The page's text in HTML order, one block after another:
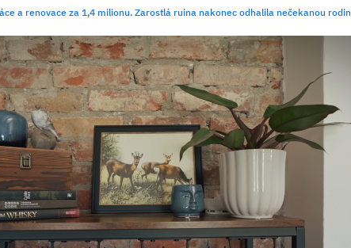
a renovace za 1,4 milionu. Zarostlá ruina nakonec odhalila nečekanou rodinnou historii